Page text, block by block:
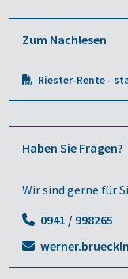
Zum Nachlesen
Riester-Rente -
Haben Sie Fragen?
Wir sind gerne für
0941 / 998265